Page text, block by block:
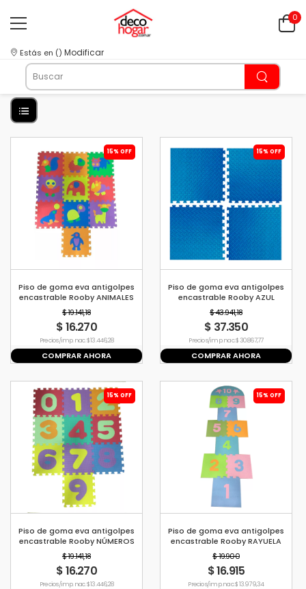
0
Estás en () Modificar
15% OFF
Piso de goma eva antigolpes
encastrable Rooby ANIMALES
$ 19.141,18
$ 16.270
Precio s/imp. nac. $ 13.446,28
COMPRAR AHORA
15% OFF
Piso de goma eva antigolpes
encastrable Rooby AZUL
$ 43.941,18
$ 37.350
Precio s/imp. nac. $ 30.867,77
COMPRAR AHORA
15% OFF
Piso de goma eva antigolpes
encastrable Rooby NÚMEROS
$ 19.141,18
$ 16.270
Precio s/imp. nac. $ 13.446,28
15% OFF
Piso de goma eva antigolpes
encastrable Rooby RAYUELA
$ 19.900
$ 16.915
Precio s/imp. nac. $ 13.979,34